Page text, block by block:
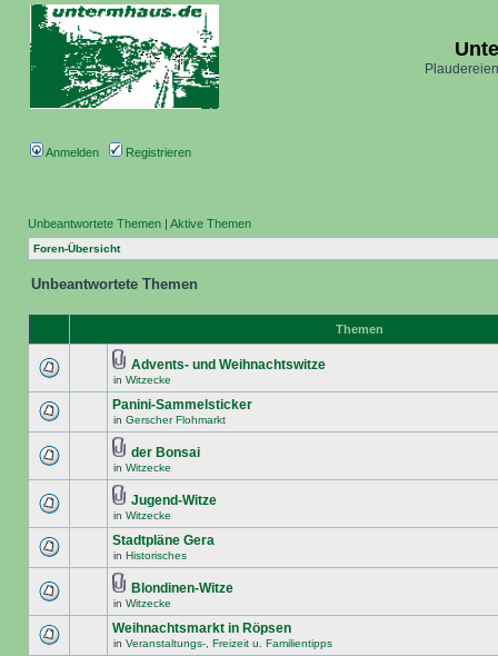
Anmelden Registrieren
Unbeantwortete Themen | Aktive Themen
Foren-Übersicht
Unbeantwortete Themen
Themen
Advents- und Weihnachtswitze
in Witzecke
Panini-Sammelsticker
in Gerscher Flohmarkt
der Bonsai
in Witzecke
Jugend-Witze
in Witzecke
Stadtpläne Gera
in Historisches
Blondinen-Witze
in Witzecke
Weihnachtsmarkt in Röpsen
in Veranstaltungs-, Freizeit u. Familientipps